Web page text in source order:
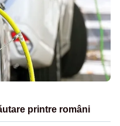
printre români